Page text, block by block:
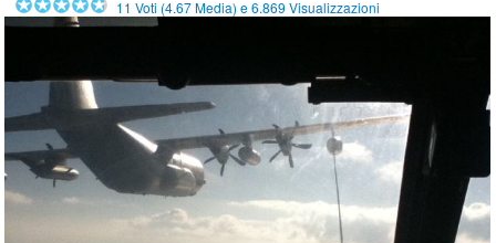
11 Voti (4.67Media) e6.869 Visualizzazioni